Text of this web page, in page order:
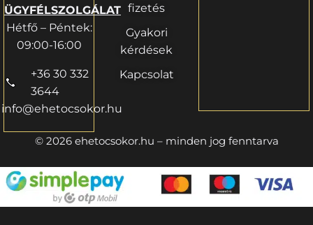
ÜGYFÉLSZOLGÁLAT
Hétfő – Péntek:
09:00-16:00
+36 30 332
3644
info@ehetocsokor.hu
fizetés
Gyakori
kérdések
Kapcsolat
© 2026 ehetocsokor.hu – minden jog fenntarva